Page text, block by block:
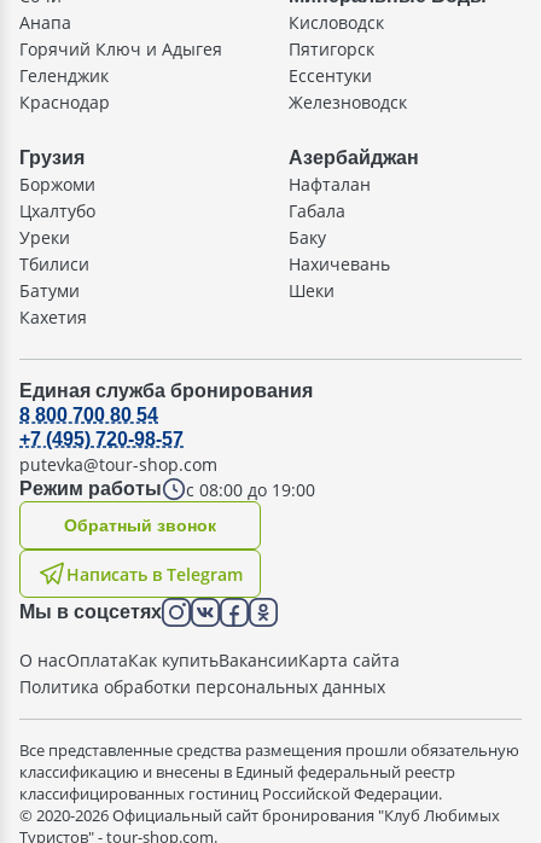
Анапа
Горячий Ключ и Адыгея
Геленджик
Краснодар
Кисловодск
Пятигорск
Ессентуки
Железноводск
Грузия
Боржоми
Цхалтубо
Уреки
Тбилиси
Батуми
Кахетия
Азербайджан
Нафталан
Габала
Баку
Нахичевань
Шеки
Единая служба бронирования
Режим работы с 08:00 до 19:00
8 800 700 80 54
+7 (495) 720-98-57
putevka@tour-shop.com
Написать в Telegram
Oбратный звонок
Мы в соцсетях
О насОплатаКак купитьВакансииКарта сайта
Политика обработки персональных данных
Все представленные средства размещения прошли обязательную
классификацию и внесены в Единый федеральный реестр
классифицированных гостиниц Российской Федерации.
© 2020-2026 Официальный сайт бронирования "Клуб Любимых
Туристов" - tour-shop.com.